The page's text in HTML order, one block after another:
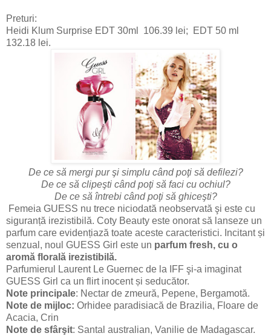
Preturi:
Heidi Klum Surprise EDT 30ml 106.39 lei; EDT 50 ml
132.18 lei.
De ce să mergi pur şi simplu când poţi să defilezi?
De ce să clipeşti când poţi să faci cu ochiul?
De ce să întrebi când poţi să ghiceşti?
Femeia GUESS nu trece niciodată neobservată şi este cu
siguranță irezistibilă. Coty Beauty este onorat să lanseze un
parfum care evidențiază toate aceste caracteristici. Incitant și
senzual, noul GUESS Girl este un parfum fresh, cu o
aromă florală irezistibilă.
Parfumierul Laurent Le Guernec de la IFF şi-a imaginat
GUESS Girl ca un flirt inocent și seducător.
Note principale: Nectar de zmeură, Pepene, Bergamotă.
Note de mijloc: Orhidee paradisiacă de Brazilia, Floare de
Acacia, Crin
Note de sfârşit: Santal australian, Vanilie de Madagascar.